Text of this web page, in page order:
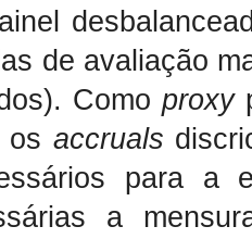
de avaliação
Como proxy
os accruals
para a
a